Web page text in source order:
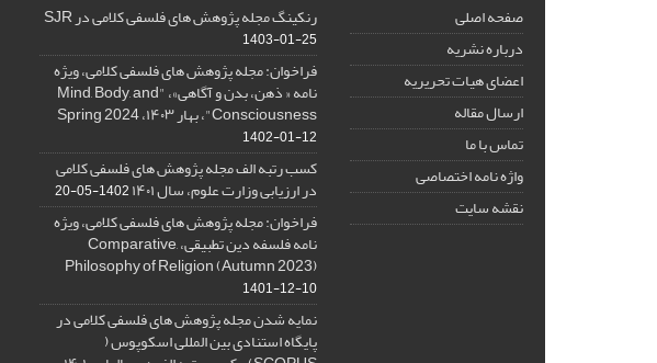
صفحه اصلی
درباره نشریه
اعضای هیات تحریریه
ارسال مقاله
تماس با ما
واژه نامه اختصاصی
نقشه سایت
رنکینگ مجله پژوهش های فلسفی کلامی در SJR
1403-01-25
فراخوان: مجله پژوهش های فلسفی کلامی، ویژه
نامه « ذهن، بدن و آگاهی»، "Mind, Body, and
Consciousness"، بهار ۱۴۰۳، Spring 2024
1402-01-12
کسب رتبه الف مجله پژوهش های فلسفی کلامی
در ارزیابی وزارت علوم، سال ۱۴۰۱ 1402-05-20
فراخوان: مجله پژوهش های فلسفی کلامی، ویژه
نامه فلسفه دین تطبیقی، ,Comparative
Philosophy of Religion (Autumn 2023)
1401-12-10
نمایه شدن مجله پژوهش های فلسفی کلامی در
پایگاه استنادی بین المللی اسکوپوس (